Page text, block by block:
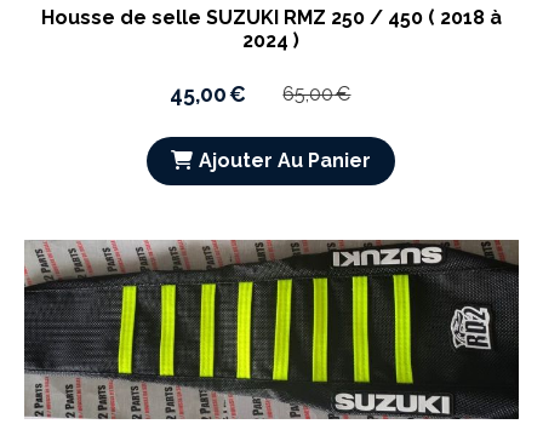
Housse de selle SUZUKI RMZ 250 / 450 ( 2018 à
2024 )
45,00€ 65,00€
Ajouter Au Panier